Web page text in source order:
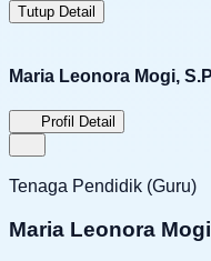
Tutup Detail
Maria Leonora Mogi,
Profil Detail
Tenaga Pendidik (Guru)
Maria Leonora